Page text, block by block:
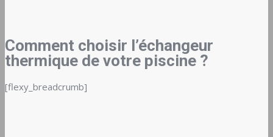
Comment choisir l’échangeur
thermique de votre piscine ?
[flexy_breadcrumb]